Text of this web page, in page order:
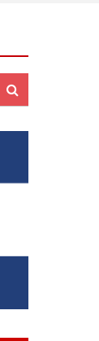
Search